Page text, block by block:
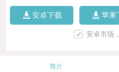
安卓下载 苹果
安卓市场
简介